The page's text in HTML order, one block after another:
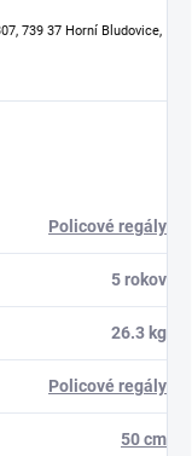
739 37 Horní Bludovice,
Policové regály
5 rokov
26.3 kg
Policové regály
50 cm